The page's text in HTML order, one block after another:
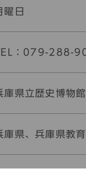
曜日
：079-288-
庫県立歴史博物
庫県、兵庫県教